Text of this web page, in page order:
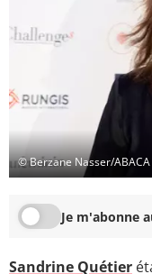
© Berzane Nasser/ABACA
Je m'abonne
Sandrine Quétier